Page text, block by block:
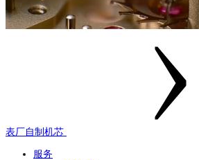
表厂自制机芯
服务